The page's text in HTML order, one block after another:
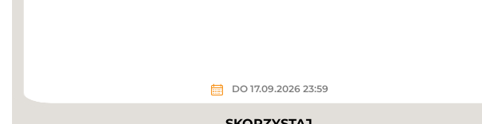
DO 17.09.2026 23:59